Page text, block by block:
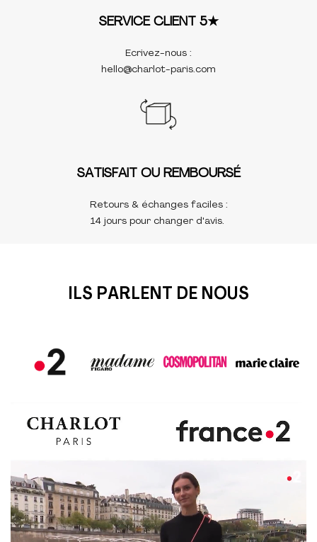
SERVICE CLIENT 5★
Ecrivez-nous :
hello@charlot-paris.com
SATISFAIT OU REMBOURSÉ
Retours & échanges faciles :
14 jours pour changer d'avis.
ILS PARLENT DE NOUS